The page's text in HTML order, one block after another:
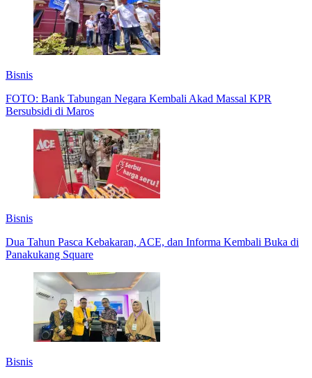
Bisnis
FOTO: Bank Tabungan Negara Kembali Akad Massal KPR
Bersubsidi di Maros
Bisnis
Dua Tahun Pasca Kebakaran, ACE, dan Informa Kembali Buka di
Panakukang Square
Bisnis